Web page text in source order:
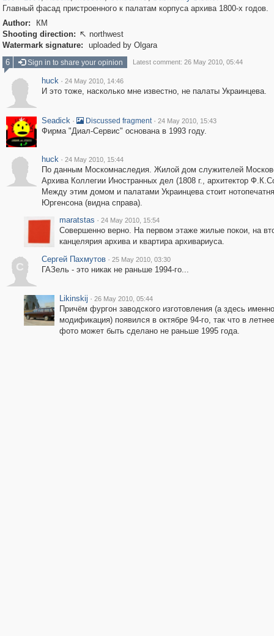
Главный фасад пристроенного к палатам корпуса архива 1800-х годов.
Author:
КМ
Shooting direction:  northwest
Watermark signature:
uploaded by Olgara
6
Sign in to share your opinion Latest comment: 26 May 2010, 05:44
huck · 24 May 2010, 14:46
И это тоже, насколько мне известно, не палаты Украинцева.
Seadick · Discussed fragment · 24 May 2010, 15:43
Фирма "Диал-Сервис" основана в 1993 году.
huck · 24 May 2010, 15:44
По данным Москомнаследия. Жилой дом служителей
Архива Коллегии Иностранных дел (1808 г., архитектор
Между этим домом и палатами Украинцева стоит нотопечатня
Юргенсона (видна справа).
maratstas · 24 May 2010, 15:54
Совершенно верно. На первом этаже жилые покои, на
канцелярия архива и квартира архивариуса.
С
Сергей Пахмутов · 25 May 2010, 03:30
ГАЗель - это никак не раньше 1994-го...
Likinskij · 26 May 2010, 05:44
Причём фургон заводского изготовления (а здесь
модификация) появился в октябре 94-го, так что в
фото может быть сделано не раньше 1995 года.